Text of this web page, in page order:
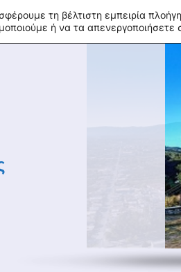
τη βέλτιστη εμπειρία
ή να τα απενεργοποιήσετε